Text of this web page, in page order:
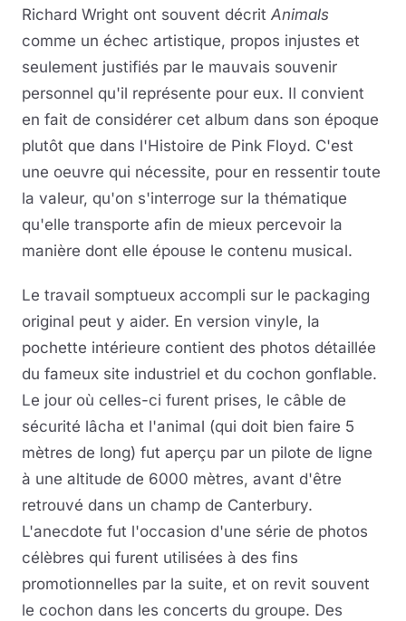
Richard Wright ont souvent décrit Animals
comme un échec artistique, propos injustes et
seulement justifiés par le mauvais souvenir
personnel qu'il représente pour eux. Il convient
en fait de considérer cet album dans son époque
plutôt que dans l'Histoire de Pink Floyd. C'est
une oeuvre qui nécessite, pour en ressentir toute
la valeur, qu'on s'interroge sur la thématique
qu'elle transporte afin de mieux percevoir la
manière dont elle épouse le contenu musical.
Le travail somptueux accompli sur le packaging
original peut y aider. En version vinyle, la
pochette intérieure contient des photos détaillée
du fameux site industriel et du cochon gonflable.
Le jour où celles-ci furent prises, le câble de
sécurité lâcha et l'animal (qui doit bien faire 5
mètres de long) fut aperçu par un pilote de ligne
à une altitude de 6000 mètres, avant d'être
retrouvé dans un champ de Canterbury.
L'anecdote fut l'occasion d'une série de photos
célèbres qui furent utilisées à des fins
promotionnelles par la suite, et on revit souvent
le cochon dans les concerts du groupe. Des